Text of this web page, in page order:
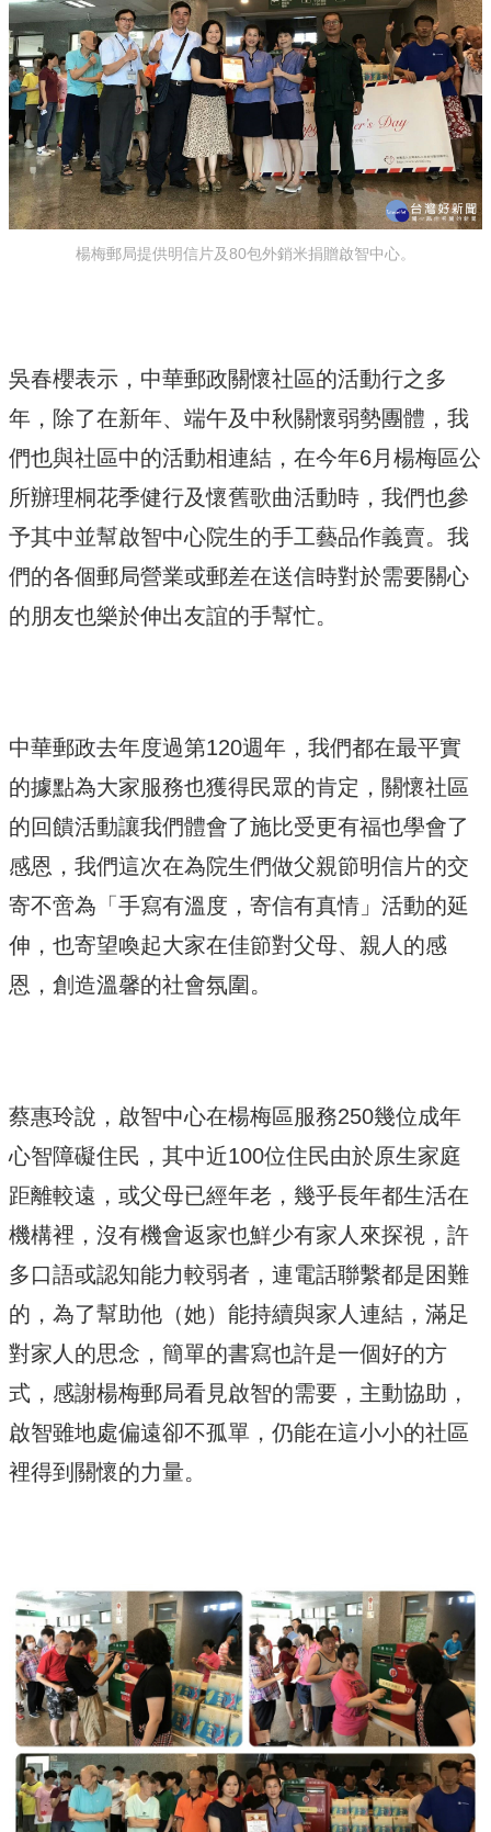
楊梅郵局提供明信片及80包外銷米捐贈啟智中心。
吳春櫻表示，中華郵政關懷社區的活動行之多
年，除了在新年、端午及中秋關懷弱勢團體，我
們也與社區中的活動相連結，在今年6月楊梅區公
所辦理桐花季健行及懷舊歌曲活動時，我們也參
予其中並幫啟智中心院生的手工藝品作義賣。我
們的各個郵局營業或郵差在送信時對於需要關心
的朋友也樂於伸出友誼的手幫忙。
中華郵政去年度過第120週年，我們都在最平實
的據點為大家服務也獲得民眾的肯定，關懷社區
的回饋活動讓我們體會了施比受更有福也學會了
感恩，我們這次在為院生們做父親節明信片的交
寄不啻為「手寫有溫度，寄信有真情」活動的延
伸，也寄望喚起大家在佳節對父母、親人的感
恩，創造溫馨的社會氛圍。
蔡惠玲說，啟智中心在楊梅區服務250幾位成年
心智障礙住民，其中近100位住民由於原生家庭
距離較遠，或父母已經年老，幾乎長年都生活在
機構裡，沒有機會返家也鮮少有家人來探視，許
多口語或認知能力較弱者，連電話聯繫都是困難
的，為了幫助他（她）能持續與家人連結，滿足
對家人的思念，簡單的書寫也許是一個好的方
式，感謝楊梅郵局看見啟智的需要，主動協助，
啟智雖地處偏遠卻不孤單，仍能在這小小的社區
裡得到關懷的力量。